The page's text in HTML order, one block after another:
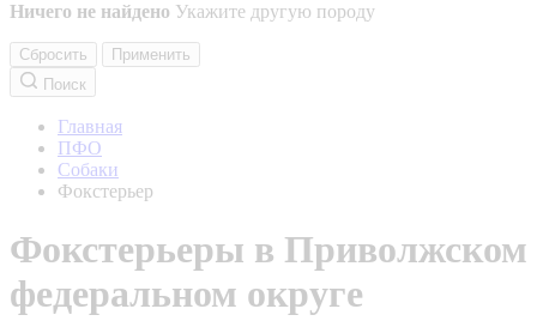
Ничего не найдено Укажите другую породу
Сбросить
Применить
Поиск
Главная
ПФО
Собаки
Фокстерьер
Фокстерьеры в Приволжском
федеральном округе